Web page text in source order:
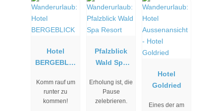
Hotel
BERGEBLIC
Komm rauf um
runter zu
kommen!
Pfalzblick
Wald Spa
Erholung ist, die
Pause
zelebrieren.
Hotel
Goldried
Eines der am